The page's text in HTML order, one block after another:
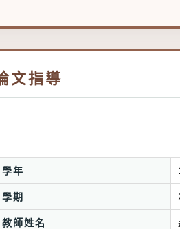
文指導
學年
學期
教師姓名